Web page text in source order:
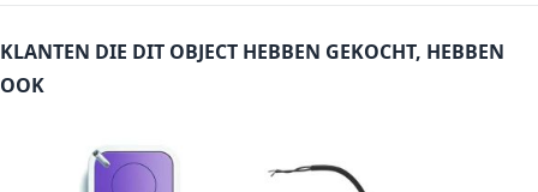
KLANTEN DIE DIT OBJECT HEBBEN GEKOCHT, HEBBEN
OOK